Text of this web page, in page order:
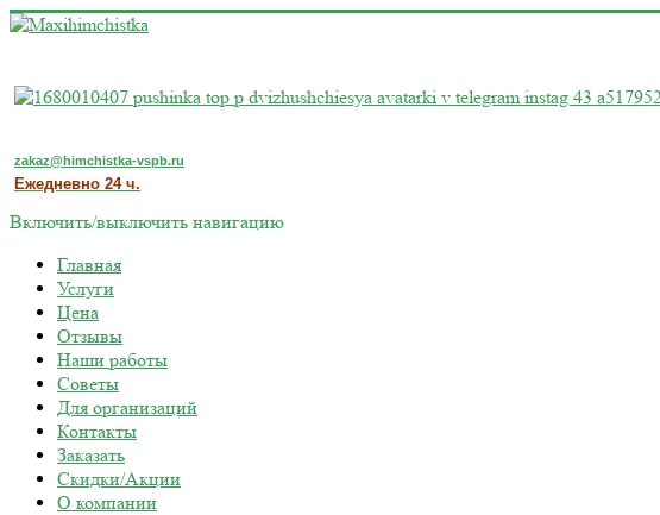
zakaz@himchistka-vspb.ru
Ежедневно 24 ч.
Включить/выключить навигацию
Главная
Услуги
Цена
Отзывы
Наши работы
Советы
Для организаций
Контакты
Заказать
Скидки/Акции
О компании